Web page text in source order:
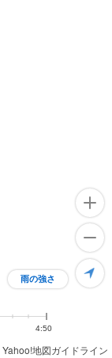
Yahoo!地図ガイドライン
雨の強さ
4:50